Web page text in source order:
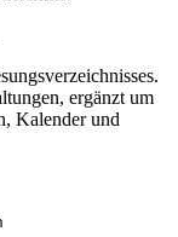
ergänzt um
Kalender und